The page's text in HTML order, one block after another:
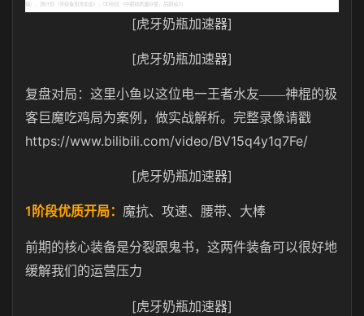
错）、源计划（带装备加攻加血）、 DD 街区（中期锁质量好使，后期追 3
[虎牙奶瓶加速器]
[虎牙奶瓶加速器]
复盘对局：这里小鱼以这位电一王者水友——神棍的极
客巨魔吃鸡局为案例，做实战解析。完整录像请戳
https://www.bilibili.com/video/BV15q4y1q7Fe/
[虎牙奶瓶加速器]
1 阶段优质开局： 魔抗、攻速、腰带、大棒
前期的核心装备是分裂跟鬼书，这两件装备可以很好地
缓解我们的运营压力
[虎牙奶瓶加速器]